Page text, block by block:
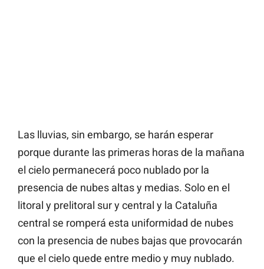
Las lluvias, sin embargo, se harán esperar
porque durante las primeras horas de la mañana
el cielo permanecerá poco nublado por la
presencia de nubes altas y medias. Solo en el
litoral y prelitoral sur y central y la Cataluña
central se romperá esta uniformidad de nubes
con la presencia de nubes bajas que provocarán
que el cielo quede entre medio y muy nublado.